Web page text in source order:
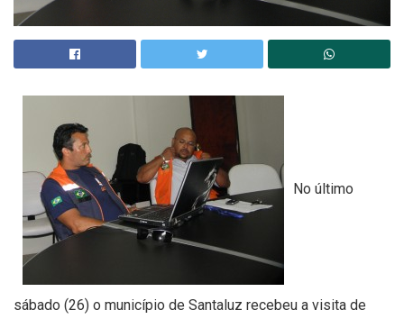
No último
sábado (26) o município de Santaluz recebeu a visita de